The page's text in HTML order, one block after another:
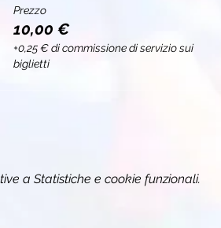
Prezzo
10,00 €
+0,25 € di commissione di servizio sui
biglietti
a Statistiche e cookie funzionali.